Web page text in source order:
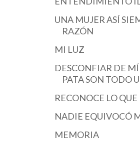
UNA MUJER ASÍ
RAZÓN
MI LUZ
DESCONFIAR DE
PATA SON TODO
RECONOCE LO QUE
NADIE EQUIVOCÓ
MEMORIA